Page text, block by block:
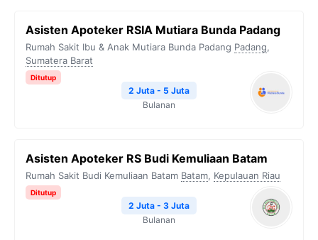
Asisten Apoteker RSIA Mutiara Bunda Padang
Rumah Sakit Ibu & Anak Mutiara Bunda Padang Padang,
Sumatera Barat
Ditutup
2 Juta - 5 Juta
Bulanan
Asisten Apoteker RS Budi Kemuliaan Batam
Rumah Sakit Budi Kemuliaan Batam Batam, Kepulauan Riau
Ditutup
2 Juta - 3 Juta
Bulanan